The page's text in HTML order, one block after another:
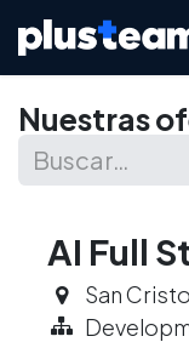
Ir al contenido
Nuestras
AI Full
San